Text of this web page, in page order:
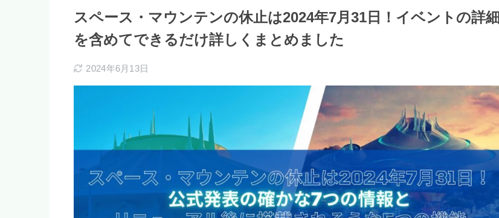
スペース・マウンテンの休止は2024年7月31日！イベントの詳細
を含めてできるだけ詳しくまとめました
2024年6月13日